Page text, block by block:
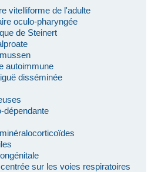
vitelliforme de l'adulte
oculo-pharyngée
de Steinert
autoimmune
disséminée
dépendante
sur les voies respiratoires